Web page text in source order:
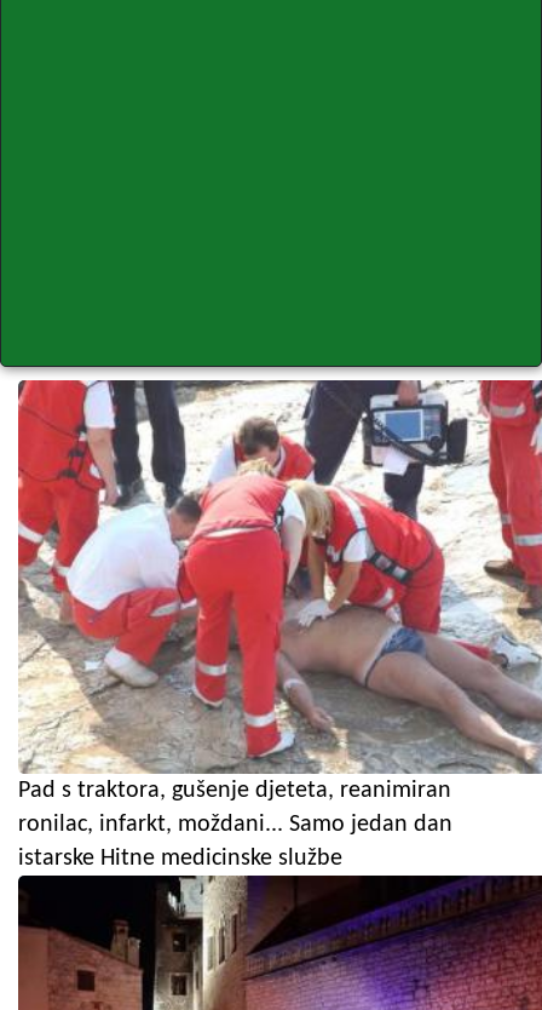
Pad s traktora, gušenje djeteta, reanimiran
ronilac, infarkt, moždani... Samo jedan dan
istarske Hitne medicinske službe